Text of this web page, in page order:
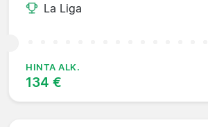
La Liga
HINTA ALK.
134 €